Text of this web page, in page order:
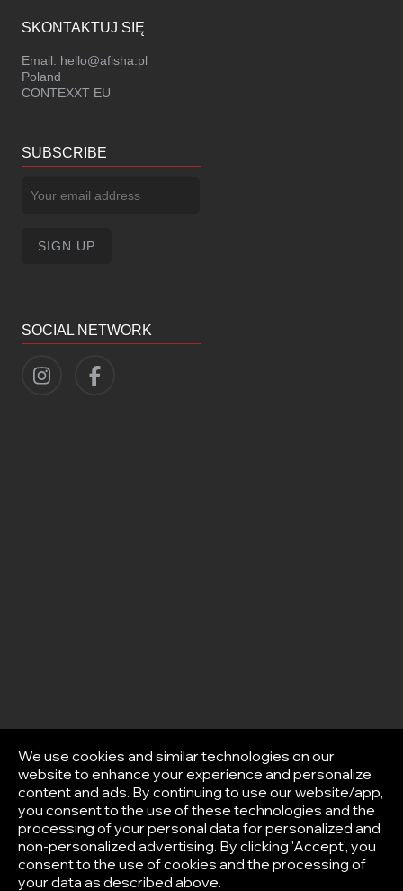
SKONTAKTUJ SIĘ
Email: hello@afisha.pl
Poland
CONTEXXT EU
SUBSCRIBE
SOCIAL NETWORK
We use cookies and similar technologies on our
website to enhance your experience and personalize
content and ads. By continuing to use our website/app,
you consent to the use of these technologies and the
processing of your personal data for personalized and
non-personalized advertising. By clicking 'Accept', you
consent to the use of cookies and the processing of
your data as described above.